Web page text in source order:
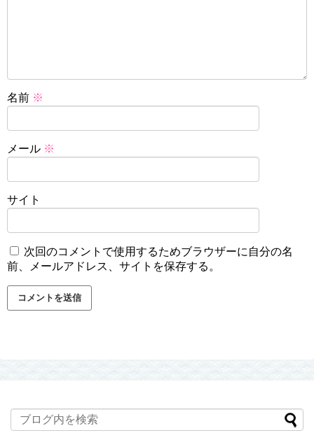
名前 ※
メール ※
サイト
次回のコメントで使用するためブラウザーに自分の名
前、メールアドレス、サイトを保存する。